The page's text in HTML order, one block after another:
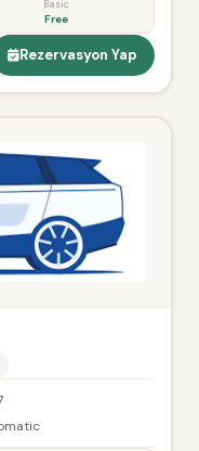
Basic
Free
Rezervasyon Yap